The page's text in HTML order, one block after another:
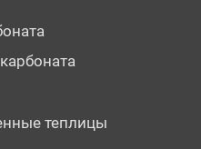
теплицы